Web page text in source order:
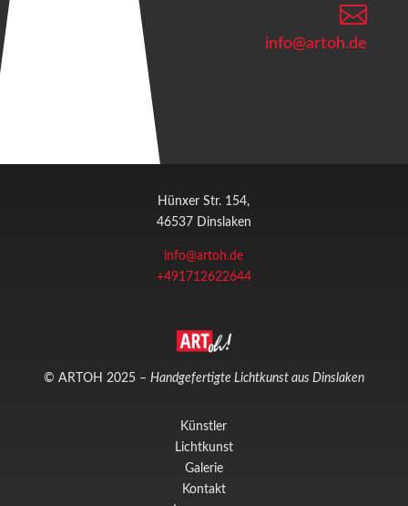

info@artoh.de
Hünxer Str. 154,
46537 Dinslaken
info@artoh.de
+491712622644
© ARTOH 2025 – Handgefertigte Lichtkunst aus Dinslaken
Künstler
Lichtkunst
Galerie
Kontakt